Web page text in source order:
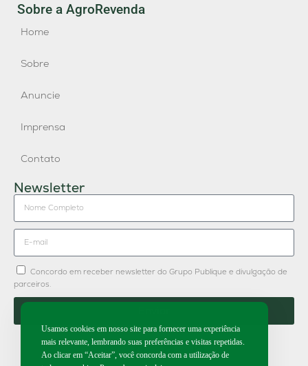
Sobre a AgroRevenda
Home
Sobre
Anuncie
Imprensa
Contato
Newsletter
Concordo em receber newsletter do Grupo Publique e divulgação de
parceiros.
Usamos cookies em nosso site para fornecer uma experiência
mais relevante, lembrando suas preferências e visitas repetidas.
Ao clicar em “Aceitar”, você concorda com a utilização de